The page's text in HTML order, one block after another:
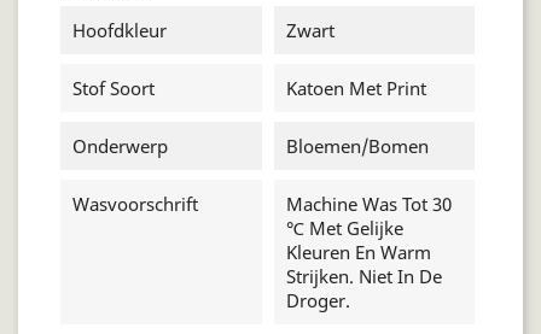
Hoofdkleur
Zwart
Stof Soort Katoen Met Print
Onderwerp Bloemen/bomen
Wasvoorschrift
Machine Was Tot 30
℃ Met Gelijke
Kleuren En Warm
Strijken. Niet In De
Droger.